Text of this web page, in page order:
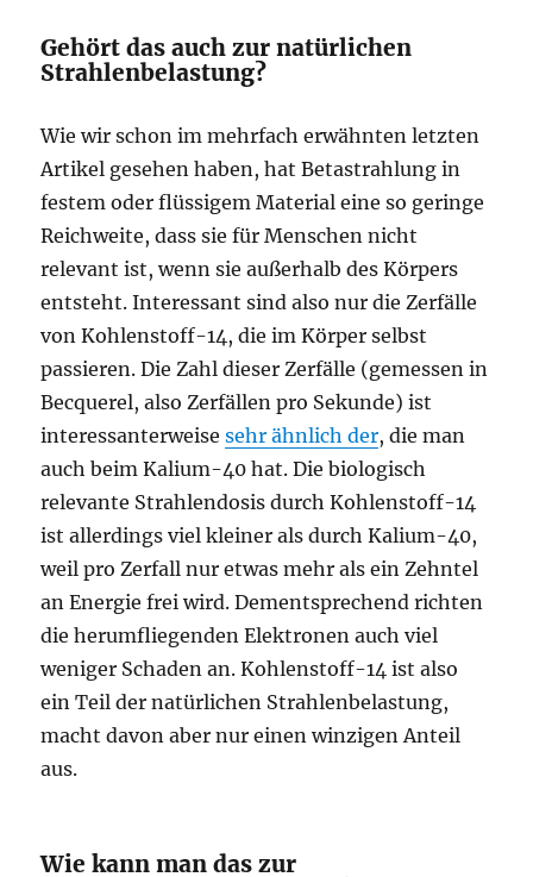
Gehört das auch zur natürlichen
Strahlenbelastung?
Wie wir schon im mehrfach erwähnten letzten
Artikel gesehen haben, hat Betastrahlung in
festem oder flüssigem Material eine so geringe
Reichweite, dass sie für Menschen nicht
relevant ist, wenn sie außerhalb des Körpers
entsteht. Interessant sind also nur die Zerfälle
von Kohlenstoff-14, die im Körper selbst
passieren. Die Zahl dieser Zerfälle (gemessen in
Becquerel, also Zerfällen pro Sekunde) ist
interessanterweisesehr ähnlich der, die man
auch beim Kalium-40 hat. Die biologisch
relevante Strahlendosis durch Kohlenstoff-14
ist allerdings viel kleiner als durch Kalium-40,
weil pro Zerfall nur etwas mehr als ein Zehntel
an Energie frei wird. Dementsprechend richten
die herumfliegenden Elektronen auch viel
weniger Schaden an. Kohlenstoff-14 ist also
ein Teil der natürlichen Strahlenbelastung,
macht davon aber nur einen winzigen Anteil
aus.
Wie kann man das zur